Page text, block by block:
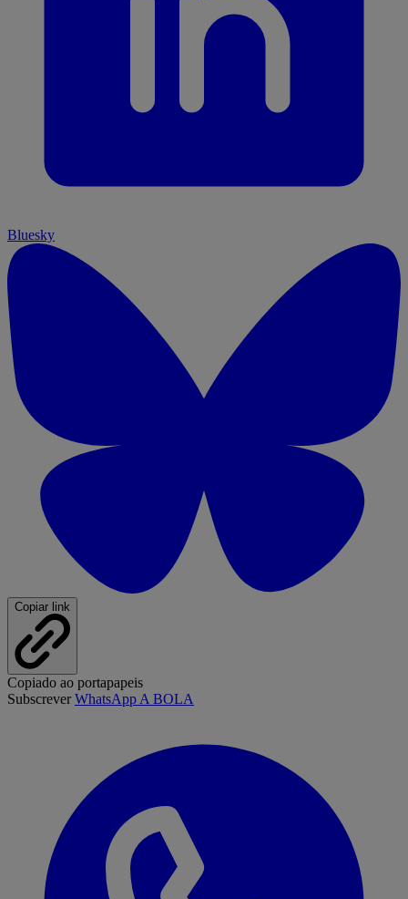
Bluesky
Copiar link
Copiado ao portapapeis
SubscreverWhatsApp A BOLA